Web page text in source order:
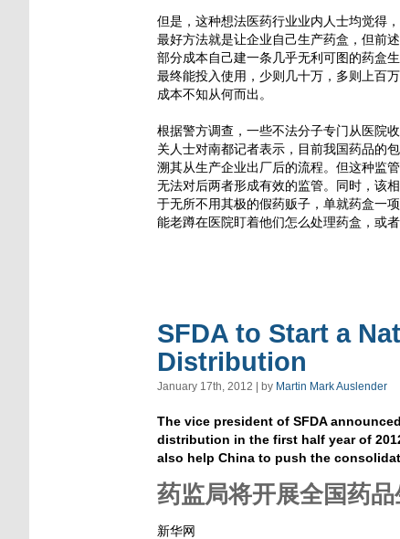
但是，这种想法医药行业业内人士均觉得
最好方法就是让企业自己生产药盒，但前
部分成本自己建一条几乎无利可图的药盒
最终能投入使用，少则几十万，多则上百
成本不知从何而出。
根据警方调查，一些不法分子专门从医院
关人士对南都记者表示，目前我国药品的
溯其从生产企业出厂后的流程。但这种监
无法对后两者形成有效的监管。同时，该
于无所不用其极的假药贩子，单就药盒一
能老蹲在医院盯着他们怎么处理药盒，或
SFDA to Start a
Distribution
January 17th, 2012 | by Martin Mark Auslender
The vice president of SFDA
distribution in the first half year of
also help China to push the
药监局将开展全国药
新华网